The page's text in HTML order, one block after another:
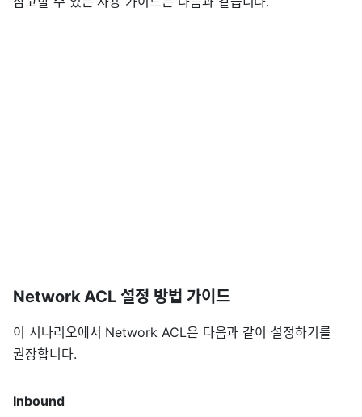
Network ACL 설정 방법 가이드
이 시나리오에서 Network ACL은 다음과 같이 설정하기를
권장합니다.
Inbound